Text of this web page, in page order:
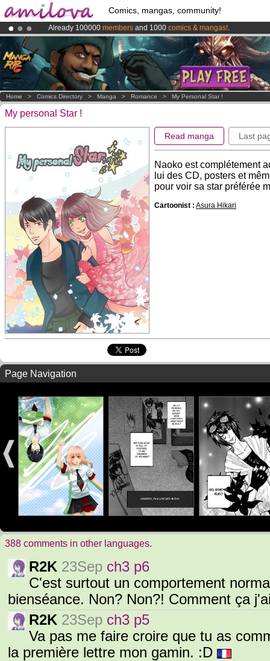
Comics, mangas, community!
Already 100000 members and 1000 comics & mangas!.
Premium membership from3.95 eurosper month !Get membership
AmilovaKickstarter is now LIVE!.
Home > Comics Directory > Manga > Romance > My Personal Star !
My personal Star !
Read manga Last
Naoko est complétement
lui des CD, posters et
pour voir sa star préférée
Cartoonist : Asura Hikari
Page Navigation
388 comments in other languages.
R2K 23Sep ch3 p6
C'est surtout un comportement
bienséance. Non? Non?! Comment ça
R2K 23Sep ch3 p5
Va pas me faire croire que tu as
la première lettre mon gamin. :D